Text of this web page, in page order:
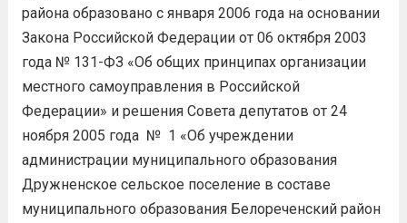
района образовано с января 2006 года на основании
Закона Российской Федерации от 06 октября 2003
года № 131-ФЗ «Об общих принципах организации
местного самоуправления в Российской
Федерации» и решения Совета депутатов от 24
ноября 2005 года № 1 «Об учреждении
администрации муниципального образования
Дружненское сельское поселение в составе
муниципального образования Белореченский район